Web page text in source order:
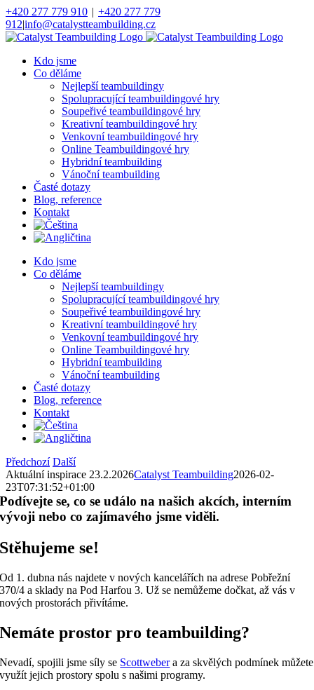
Přeskočit
na
obsah
+420 277 779 910 | +420 277 779
912|info@catalystteambuilding.cz
Facebook
Instagram
Kdo jsme
Co děláme
Nejlepší teambuildingy
Spolupracující teambuildingové hry
Soupeřivé teambuildingové hry
Kreativní teambuildingové hry
Venkovní teambuildingové hry
Online Teambuildingové hry
Hybridní teambuilding
Vánoční teambuilding
Časté dotazy
Blog, reference
Kontakt
Kdo jsme
Co děláme
Nejlepší teambuildingy
Spolupracující teambuildingové hry
Soupeřivé teambuildingové hry
Kreativní teambuildingové hry
Venkovní teambuildingové hry
Online Teambuildingové hry
Hybridní teambuilding
Vánoční teambuilding
Časté dotazy
Blog, reference
Kontakt
Předchozí Další
Aktuální inspirace 23.2.2026Catalyst Teambuilding2026-02-
23T07:31:52+01:00
Podívejte se, co se událo na našich akcích, interním
vývoji nebo co zajímavého jsme viděli.
Stěhujeme se!
Od 1. dubna nás najdete v nových kancelářích na adrese Pobřežní
370/4 a sklady na Pod Harfou 3. Už se nemůžeme dočkat, až vás v
nových prostorách přivítáme.
Nemáte prostor pro teambuilding?
Nevadí, spojili jsme síly se Scottwebera za skvělých podmínek můžete
využít jejich prostory spolu s našimi programy.